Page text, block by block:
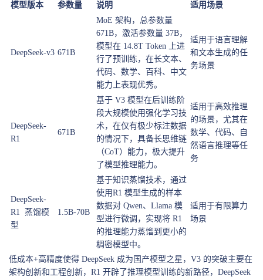
模型版本
参数量 说明 适用场景
DeepSeek-v3 671B
MoE 架构，总参数量
671B，激活参数量 37B，
模型在 14.8T Token 上进
行了预训练，在长文本、
代码、数学、百科、中文
能力上表现优秀。
适用于语言理解
和文本生成的任
务场景
DeepSeek-
R1
671B
基于 V3 模型在后训练阶
段大规模使用强化学习技
术，在仅有极少标注数据
的情况下，具备长思维链
（CoT）能力，极大提升
了模型推理能力。
适用于高效推理
的场景，尤其在
数学、代码、自
然语言推理等任
务
DeepSeek-
R1 蒸馏模
型
1.5B-70B
基于知识蒸馏技术，通过
使用R1 模型生成的样本
数据对 Qwen、Llama 模
型进行微调，实现将 R1
的推理能力蒸馏到更小的
稠密模型中。
适用于有限算力
场景
低成本+高精度使得 DeepSeek 成为国产模型之星，V3 的突破主要在
架构创新和工程创新，R1 开辟了推理模型训练的新路径，DeepSeek